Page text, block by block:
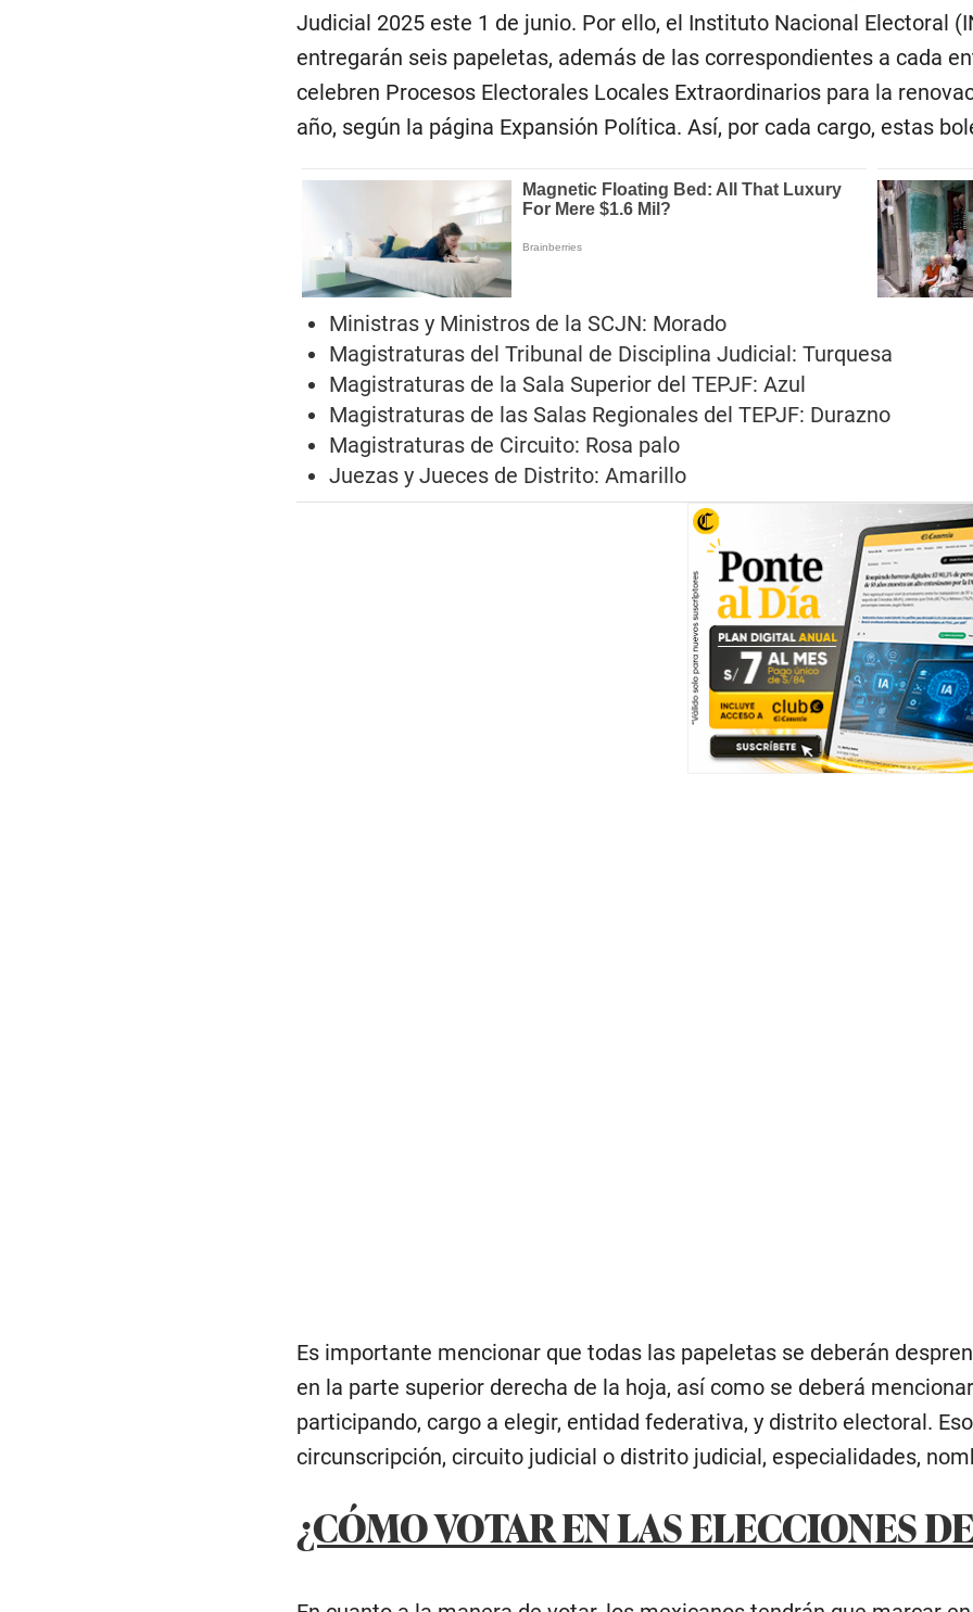
Judicial 2025 este 1 de junio. Por ello, el Instituto Nacional Electoral
entregarán seis papeletas, además de las correspondientes a cada
celebren Procesos Electorales Locales Extraordinarios para la
año, según la página Expansión Política. Así, por cada cargo, estas
Ministras y Ministros de la SCJN: Morado
Magistraturas del Tribunal de Disciplina Judicial: Turquesa
Magistraturas de la Sala Superior del TEPJF: Azul
Magistraturas de las Salas Regionales del TEPJF: Durazno
Magistraturas de Circuito: Rosa palo
Juezas y Jueces de Distrito: Amarillo
Es importante mencionar que todas las papeletas se deberán
en la parte superior derecha de la hoja, así como se deberá
participando, cargo a elegir, entidad federativa, y distrito electoral.
circunscripción, circuito judicial o distrito judicial, especialidades,
¿CÓMO VOTAR EN LAS ELECCIONES